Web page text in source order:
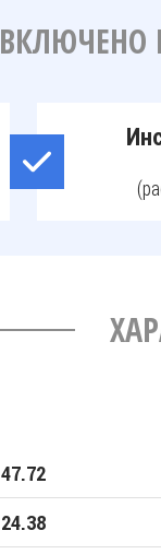
ВКЛЮЧЕНО
47.72
24.38